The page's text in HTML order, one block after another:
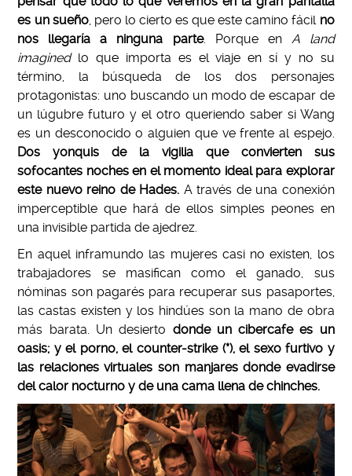
es un sueño, pero lo cierto es que este camino fácil no
nos llegaría a ninguna parte. Porque en A land
imaginedlo que importa es el viaje en sí y no su
término, la búsqueda de los dos personajes
protagonistas: uno buscando un modo de escapar de
un lúgubre futuro y el otro queriendo saber si Wang
es un desconocido o alguien que ve frente al espejo.
Dos yonquis de la vigilia que convierten sus
sofocantes noches en el momento ideal para explorar
este nuevo reino de Hades. A través de una conexión
imperceptible que hará de ellos simples peones en
una invisible partida de ajedrez.
En aquel inframundo las mujeres casi no existen, los
trabajadores se masifican como el ganado, sus
nóminas son pagarés para recuperar sus pasaportes,
las castas existen y los hindúes son la mano de obra
más barata. Un desierto donde un cibercafe es un
oasis; y el porno, el counter-strike (*), el sexo furtivo y
las relaciones virtuales son manjares donde evadirse
del calor nocturno y de una cama llena de chinches.